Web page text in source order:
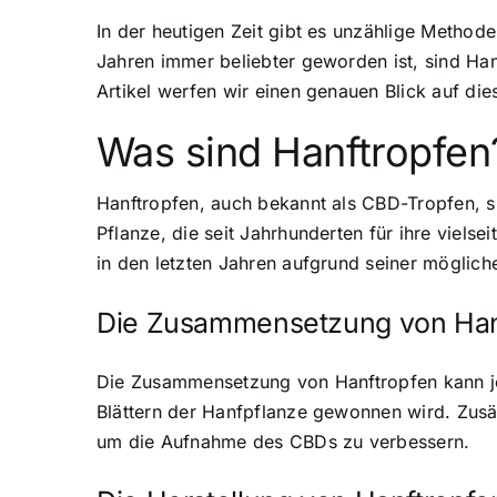
In der heutigen Zeit gibt es unzählige
Jahren immer beliebter geworden ist, sind
Artikel werfen wir einen genauen Blick auf
Was sind
Hanftropfen, auch bekannt als CBD-Tropfen,
Pflanze, die seit Jahrhunderten für ihre
in den letzten Jahren aufgrund seiner
Die Zusammensetzung von
Die Zusammensetzung von Hanftropfen
Blättern der Hanfpflanze gewonnen wird.
um die Aufnahme des CBDs zu verbessern.